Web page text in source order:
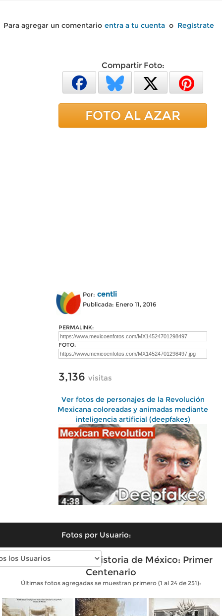
Para agregar un comentario entra a tu cuenta o Regístrate
Compartir Foto:
FOTO AL AZAR
Por: centli
Publicada: Enero 11, 2016
PERMALINK:
FOTO:
3,136 visitas
Ver fotos de personajes de la Revolución
Mexicana coloreadas y animadas mediante
inteligencia artificial (deepfakes)
Fotos por Usuario:
Fotos antiguas de Historia de México: Primer
Centenario
Últimas fotos agregadas se muestran primero (1 al 24 de 251):